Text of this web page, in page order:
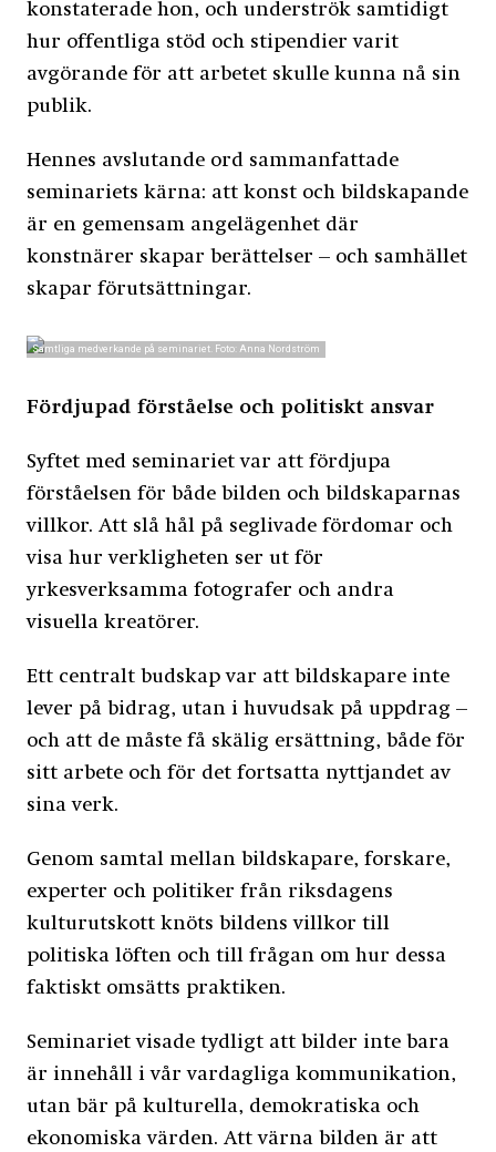
konstaterade hon, och underströk samtidigt
hur offentliga stöd och stipendier varit
avgörande för att arbetet skulle kunna nå sin
publik.
Hennes avslutande ord sammanfattade
seminariets kärna: att konst och bildskapande
är en gemensam angelägenhet där
konstnärer skapar berättelser – och samhället
skapar förutsättningar.
Samtliga medverkande på seminariet. Foto: Anna Nordström
Fördjupad förståelse och politiskt ansvar
Syftet med seminariet var att fördjupa
förståelsen för både bilden och bildskaparnas
villkor. Att slå hål på seglivade fördomar och
visa hur verkligheten ser ut för
yrkesverksamma fotografer och andra
visuella kreatörer.
Ett centralt budskap var att bildskapare inte
lever på bidrag, utan i huvudsak på uppdrag –
och att de måste få skälig ersättning, både för
sitt arbete och för det fortsatta nyttjandet av
sina verk.
Genom samtal mellan bildskapare, forskare,
experter och politiker från riksdagens
kulturutskott knöts bildens villkor till
politiska löften och till frågan om hur dessa
faktiskt omsätts praktiken.
Seminariet visade tydligt att bilder inte bara
är innehåll i vår vardagliga kommunikation,
utan bär på kulturella, demokratiska och
ekonomiska värden. Att värna bilden är att